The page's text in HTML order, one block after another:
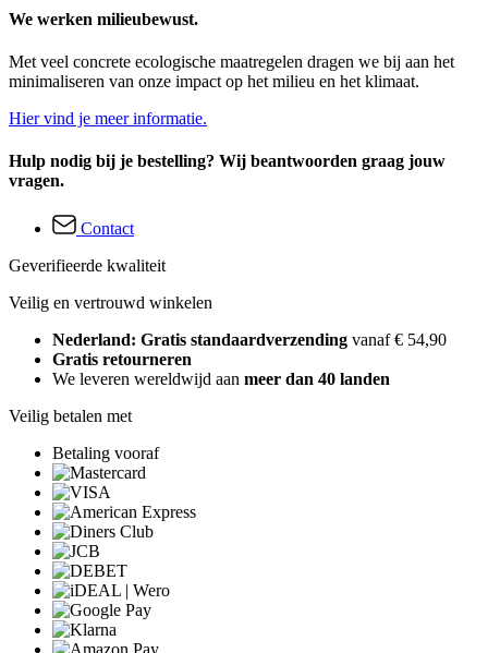
We werken milieubewust.
Met veel concrete ecologische maatregelen dragen we bij aan het
minimaliseren van onze impact op het milieu en het klimaat.
Hier vind je meer informatie.
Hulp nodig bij je bestelling? Wij beantwoorden graag jouw
vragen.
Contact
Geverifieerde kwaliteit
Veilig en vertrouwd winkelen
Nederland: Gratis standaardverzending vanaf € 54,90
Gratis retourneren
We leveren wereldwijd aan meer dan 40 landen
Veilig betalen met
Betaling vooraf